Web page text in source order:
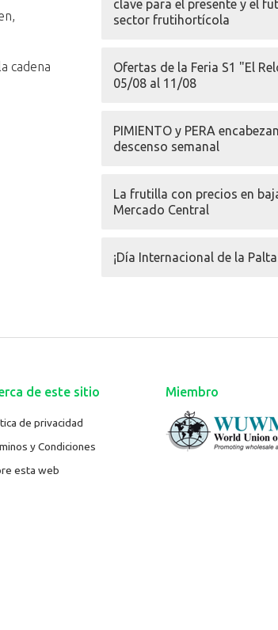
cadena
clave para el presente y el
sector frutihortícola
Ofertas de la Feria S1 "El
05/08 al 11/08
PIMIENTO y PERA
descenso semanal
La frutilla con precios en
Mercado Central
¡Día Internacional de la
de este sitio
de privacidad
y Condiciones
esta web
Miembro